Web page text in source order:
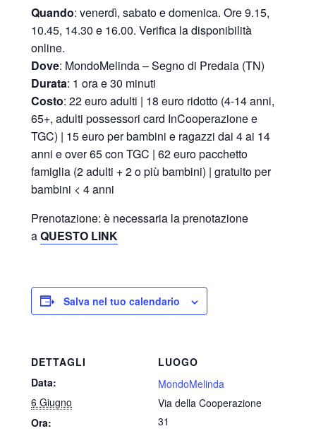
Quando: venerdì, sabato e domenica. Ore 9.15,
10.45, 14.30 e 16.00. Verifica la disponibilità
online.
Dove: MondoMelinda – Segno di Predaia (TN)
Durata: 1 ora e 30 minuti
Costo: 22 euro adulti | 18 euro ridotto (4-14 anni,
65+, adulti possessori card InCooperazione e
TGC) | 15 euro per bambini e ragazzi dai 4 ai 14
anni e over 65 con TGC | 62 euro pacchetto
famiglia (2 adulti + 2 o più bambini) | gratuito per
bambini < 4 anni
Prenotazione: è necessaria la prenotazione
aQUESTO LINK
Salva nel tuo calendario
DETTAGLI
Data:
6 Giugno
Ora:
LUOGO
MondoMelinda
Via della Cooperazione
31